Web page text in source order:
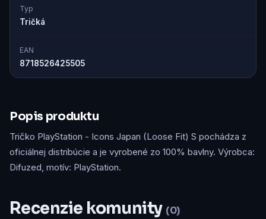
Typ
Tričká
EAN
8718526425505
Popis produktu
Tričko PlayStation - Icons Japan (Loose Fit) S pochádza z
oficiálnej distribúcie a je vyrobené zo 100% bavlny. Výrobca:
Difuzed, motív: PlayStation.
Recenzie komunity (0)